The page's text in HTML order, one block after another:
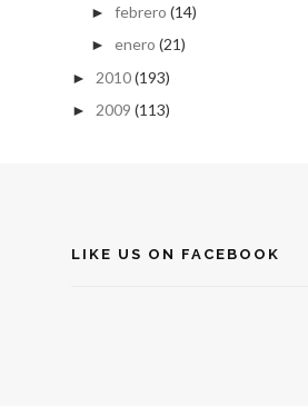
► febrero (14)
► enero (21)
► 2010(193)
► 2009 (113)
LIKE US ON FACEBOOK